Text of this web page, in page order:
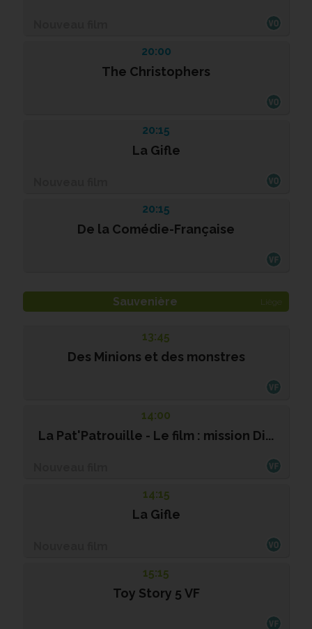
20:00
The Christophers
20:15
La Gifle
20:15
De la Comédie-Française
Sauvenière Liège
13:45
Des Minions et des monstres
14:00
La Pat'Patrouille - Le film : mission Di...
14:15
La Gifle
15:15
Toy Story 5 VF